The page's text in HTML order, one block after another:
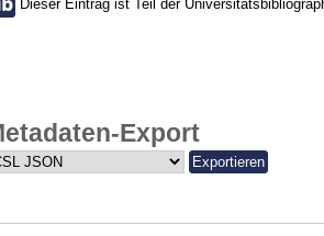
Dieser Eintrag ist Teil der
Export